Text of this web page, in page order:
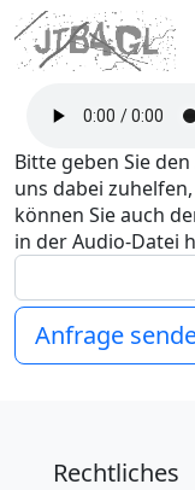
Bitte geben Sie
uns dabei
können Sie auch
in der Audio-Datei
Anfrage
Rechtliches